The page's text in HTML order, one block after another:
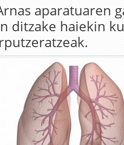
aparatuaren
ditzake haiekin